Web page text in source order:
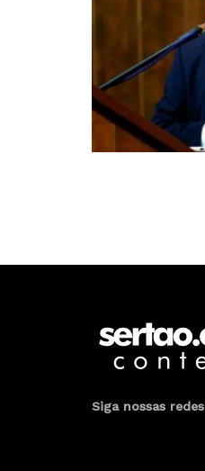
Siga nossas redes